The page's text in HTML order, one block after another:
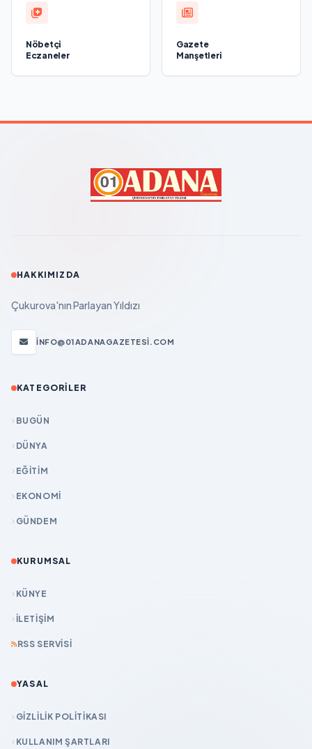
Nöbetçi
Eczaneler
Gazete
Manşetleri
HAKKIMIZDA
Çukurova'nın Parlayan Yıldızı
INFO@01ADANAGAZETESI.COM
KATEGORILER
BUGÜN
DÜNYA
EĞİTİM
EKONOMİ
GÜNDEM
KURUMSAL
KÜNYE
İLETIŞIM
RSS SERVISI
YASAL
GIZLILIK POLITIKASI
KULLANIM ŞARTLARI